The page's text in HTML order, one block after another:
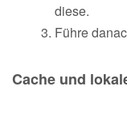
diese.
Führe
Cache und